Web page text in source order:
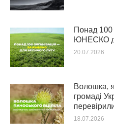
Понад 100
ЮНЕСКО
20.07.2026
Волошка,
громаді
18.07.2026